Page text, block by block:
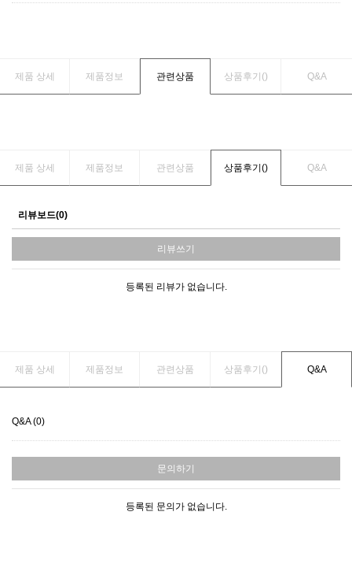
제품 상세 제품정보 관련상품 상품후기() Q&A
제품 상세 제품정보 관련상품 상품후기() Q&A
리뷰보드(0)
리뷰쓰기
등록된 리뷰가 없습니다.
제품 상세 제품정보 관련상품 상품후기() Q&A
Q&A (0)
문의하기
등록된 문의가 없습니다.